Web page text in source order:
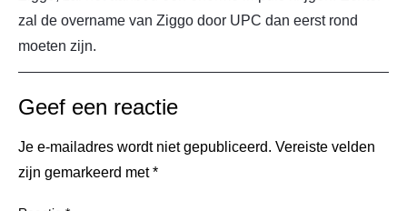
zal de overname van Ziggo door UPC dan eerst rond
moeten zijn.
Geef een reactie
Je e-mailadres wordt niet gepubliceerd. Vereiste velden
zijn gemarkeerd met*